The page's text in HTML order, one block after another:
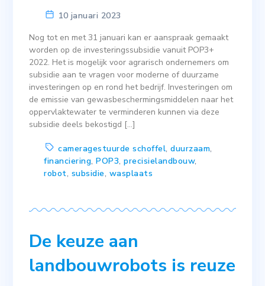
10 januari 2023
Nog tot en met 31 januari kan er aanspraak gemaakt
worden op de investeringssubsidie vanuit POP3+
2022. Het is mogelijk voor agrarisch ondernemers om
subsidie aan te vragen voor moderne of duurzame
investeringen op en rond het bedrijf. Investeringen om
de emissie van gewasbeschermingsmiddelen naar het
oppervlaktewater te verminderen kunnen via deze
subsidie deels bekostigd […]
cameragestuurde schoffel,duurzaam,
financiering,POP3,precisielandbouw,
robot, subsidie, wasplaats
De keuze aan
landbouwrobots is reuze